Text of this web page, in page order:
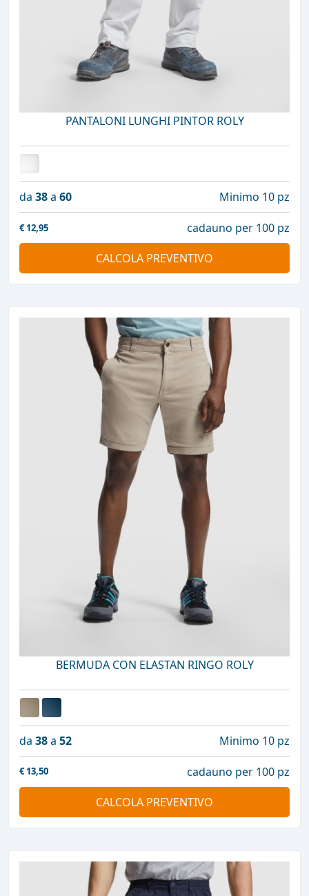
PANTALONI LUNGHI PINTOR ROLY
da 38a 60 Minimo 10 pz
€ 12,95
cadauno per 100 pz
CALCOLA PREVENTIVO
BERMUDA CON ELASTAN RINGO ROLY
da 38a 52 Minimo 10 pz
€ 13,50
cadauno per 100 pz
CALCOLA PREVENTIVO